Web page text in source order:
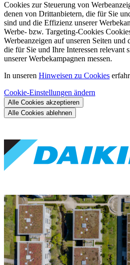
Cookies zur Steuerung von
denen von Drittanbietern, die für Sie
sind und die Effizienz unserer
Werbe- bzw. Targeting-Cookies
Werbeanzeigen auf unseren Seiten und
die für Sie und Ihre Interessen relevant
unserer Werbekampagnen messen.
In unseren Hinweisen zu Cookies
Cookie-Einstellungen ändern
Alle Cookies akzeptieren
Alle Cookies ablehnen